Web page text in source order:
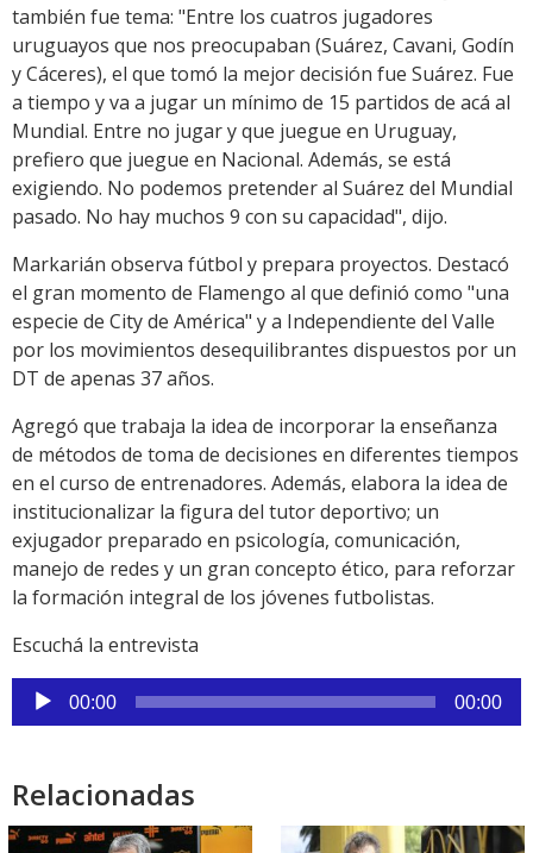
también fue tema: "Entre los cuatros jugadores
uruguayos que nos preocupaban (Suárez, Cavani, Godín
y Cáceres), el que tomó la mejor decisión fue Suárez. Fue
a tiempo y va a jugar un mínimo de 15 partidos de acá al
Mundial. Entre no jugar y que juegue en Uruguay,
prefiero que juegue en Nacional. Además, se está
exigiendo. No podemos pretender al Suárez del Mundial
pasado. No hay muchos 9 con su capacidad", dijo.
Markarián observa fútbol y prepara proyectos. Destacó
el gran momento de Flamengo al que definió como "una
especie de City de América" y a Independiente del Valle
por los movimientos desequilibrantes dispuestos por un
DT de apenas 37 años.
Agregó que trabaja la idea de incorporar la enseñanza
de métodos de toma de decisiones en diferentes tiempos
en el curso de entrenadores. Además, elabora la idea de
institucionalizar la figura del tutor deportivo; un
exjugador preparado en psicología, comunicación,
manejo de redes y un gran concepto ético, para reforzar
la formación integral de los jóvenes futbolistas.
Escuchá la entrevista
Reproductor
de
00:00 00:00
Relacionadas